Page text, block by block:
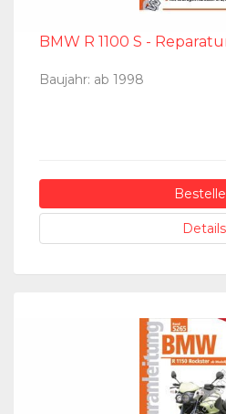
BMW R 1100 S -
Baujahr: ab 1998
Details